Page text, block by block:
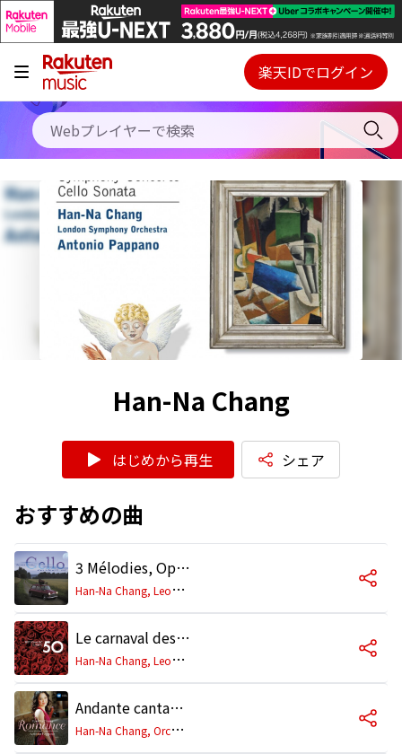
キャンペーン
料金プラン
使い方
初回30日間無料お試し
Webプレイヤー
ご契約内容の確認・変更
楽天IDでログイン
Han-Na Chang
はじめから再生 シェア
おすすめの曲
3 Mélodies, Op. 7: No. 1, Après un rêve (Orch. Hazell & Büsser)
H
an-Na Chang, Leonard Slatkin, Philharmonia Orchestra
Le carnaval des animaux: XIII. Le cygne (Arr. Hazell for Cello and Orchestra)
H
an-Na Chang, Leonard Slatkin, Philharmonia Orchestra, Aline Brewer
Andante cantabile (After String Quartet No. 1, Op. 11)
H
an-Na Chang, Orchestra dell'Accademia Nazionale di Santa Cecilia, Antonio Pappano